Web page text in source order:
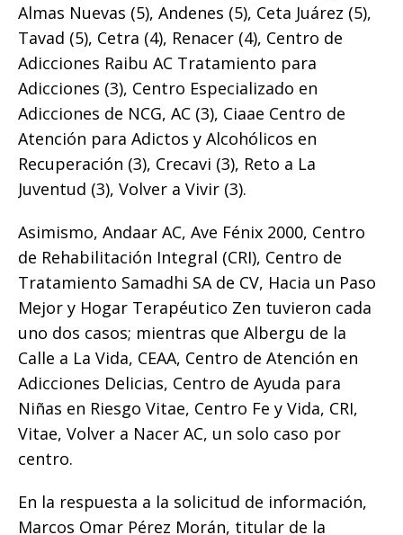
Almas Nuevas (5), Andenes (5), Ceta Juárez (5),
Tavad (5), Cetra (4), Renacer (4), Centro de
Adicciones Raibu AC Tratamiento para
Adicciones (3), Centro Especializado en
Adicciones de NCG, AC (3), Ciaae Centro de
Atención para Adictos y Alcohólicos en
Recuperación (3), Crecavi (3), Reto a La
Juventud (3), Volver a Vivir (3).
Asimismo, Andaar AC, Ave Fénix 2000, Centro
de Rehabilitación Integral (CRI), Centro de
Tratamiento Samadhi SA de CV, Hacia un Paso
Mejor y Hogar Terapéutico Zen tuvieron cada
uno dos casos; mientras que Albergu de la
Calle a La Vida, CEAA, Centro de Atención en
Adicciones Delicias, Centro de Ayuda para
Niñas en Riesgo Vitae, Centro Fe y Vida, CRI,
Vitae, Volver a Nacer AC, un solo caso por
centro.
En la respuesta a la solicitud de información,
Marcos Omar Pérez Morán, titular de la